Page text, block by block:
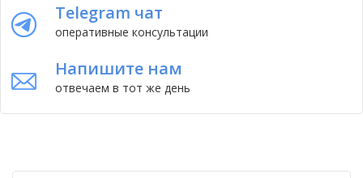
Telegram чат
оперативные консультации
Напишите нам
отвечаем в тот же день